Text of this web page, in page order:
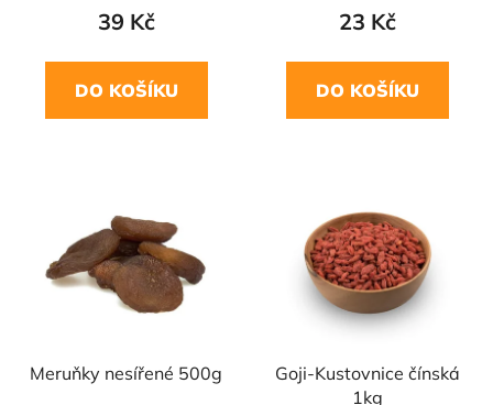
39 Kč
DO KOŠÍKU
23 Kč
DO KOŠÍKU
Meruňky nesířené 500g
Goji-Kustovnice čínská
1kg